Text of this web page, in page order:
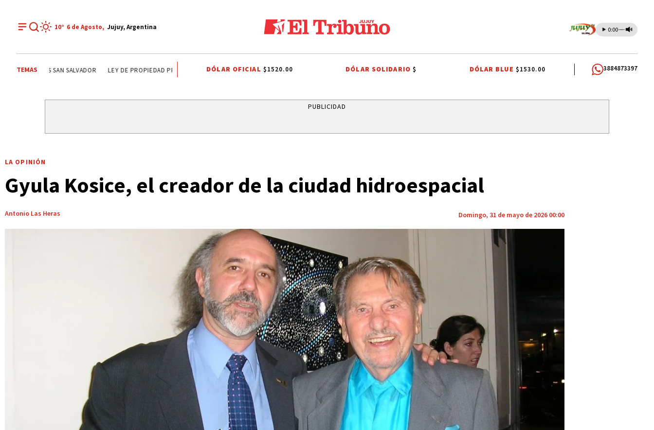
10° 6 de Agosto, Jujuy, Argentina 0:00
TEMAS CARLOS SADIR ALTO COMEDERO PREMIOS SAN SALVADOR LEY DE PROPIEDAD PRIVADA LEY DE TIERRAS CANDELA ARIZAGA TALLERES DE OFICIOS FIESTAS PATRONALES FIESTAS
DÓLAR OFICIAL $1520.00 DÓLAR SOLIDARIO$ DÓLAR BLUE $1530.00 3884873397
PUBLICIDAD
LA OPINIÓN
Gyula Kosice, el creador de la ciudad hidroespacial
Antonio Las Heras Domingo, 31 de mayo de 2026 00:00